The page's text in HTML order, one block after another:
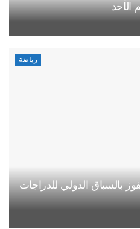
الأحد
رياضة
بالسباق الدولي للدراجات